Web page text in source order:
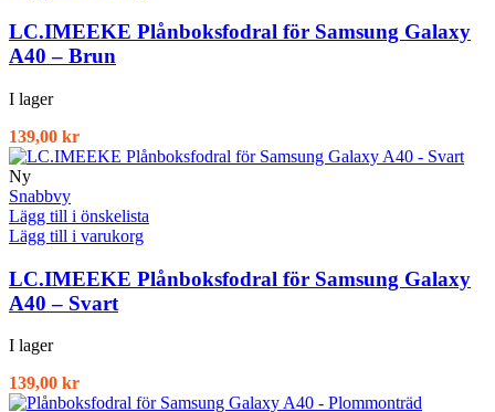
LC.IMEEKE Plånboksfodral för Samsung Galaxy
A40 – Brun
I lager
139,00 kr
Ny
Snabbvy
Lägg till i önskelista
Lägg till i varukorg
LC.IMEEKE Plånboksfodral för Samsung Galaxy
A40 – Svart
I lager
139,00 kr